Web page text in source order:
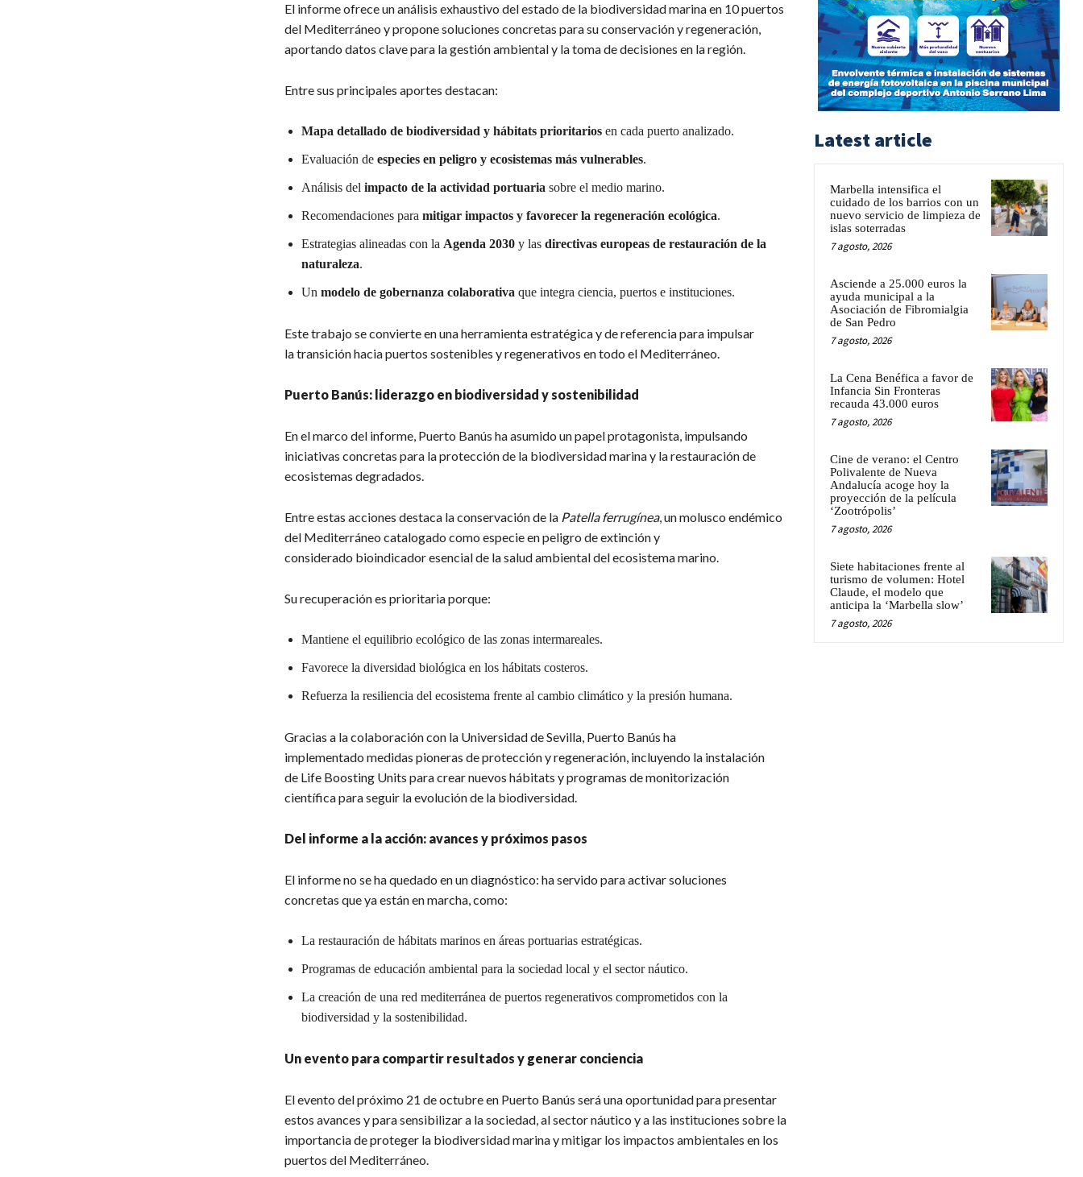
El informe ofrece un análisis exhaustivo del estado de la biodiversidad marina en 10 puertos
del Mediterráneo y propone soluciones concretas para su conservación y regeneración,
aportando datos clave para la gestión ambiental y la toma de decisiones en la región.
Entre sus principales aportes destacan:
Mapa detallado de biodiversidad y hábitats prioritariosen cada puerto analizado.
Evaluación de especies en peligro y ecosistemas más vulnerables.
Análisis del impacto de la actividad portuaria sobre el medio marino.
Recomendaciones para mitigar impactos y favorecer la regeneración ecológica.
Estrategias alineadas con la Agenda 2030y las directivas europeas de restauración de la
naturaleza.
Un modelo de gobernanza colaborativa que integra ciencia, puertos e instituciones.
Este trabajo se convierte en una herramienta estratégica y de referencia para impulsar
la transición hacia puertos sostenibles y regenerativos en todo el Mediterráneo.
Puerto Banús: liderazgo en biodiversidad y sostenibilidad
En el marco del informe, Puerto Banús ha asumido un papel protagonista, impulsando
iniciativas concretas para la protección de la biodiversidad marina y la restauración de
ecosistemas degradados.
Entre estas acciones destaca la conservación de la Patella ferrugínea, un molusco endémico
del Mediterráneo catalogado como especie en peligro de extinción y
considerado bioindicador esencial de la salud ambiental del ecosistema marino.
Su recuperación es prioritaria porque:
Mantiene el equilibrio ecológico de las zonas intermareales.
Favorece la diversidad biológica en los hábitats costeros.
Refuerza la resiliencia del ecosistema frente al cambio climático y la presión humana.
Gracias a la colaboración con la Universidad de Sevilla, Puerto Banús ha
implementado medidas pioneras de protección y regeneración, incluyendo la instalación
de Life Boosting Units para crear nuevos hábitats y programas de monitorización
científica para seguir la evolución de la biodiversidad.
Del informe a la acción: avances y próximos pasos
El informe no se ha quedado en un diagnóstico: ha servido para activar soluciones
concretas que ya están en marcha, como:
La restauración de hábitats marinos en áreas portuarias estratégicas.
Programas de educación ambiental para la sociedad local y el sector náutico.
La creación de una red mediterránea de puertos regenerativos comprometidos con la
biodiversidad y la sostenibilidad.
Un evento para compartir resultados y generar conciencia
El evento del próximo 21 de octubre en Puerto Banús será una oportunidad para presentar
estos avances y para sensibilizar a la sociedad, al sector náutico y a las instituciones sobre la
importancia de proteger la biodiversidad marina y mitigar los impactos ambientales en los
puertos del Mediterráneo.
Latest article
Marbella intensifica el
cuidado de los barrios con un
nuevo servicio de limpieza de
islas soterradas
7 agosto, 2026
Asciende a 25.000 euros la
ayuda municipal a la
Asociación de Fibromialgia
de San Pedro
7 agosto, 2026
La Cena Benéfica a favor de
Infancia Sin Fronteras
recauda 43.000 euros
7 agosto, 2026
Cine de verano: el Centro
Polivalente de Nueva
Andalucía acoge hoy la
proyección de la película
‘Zootrópolis’
7 agosto, 2026
Siete habitaciones frente al
turismo de volumen: Hotel
Claude, el modelo que
anticipa la ‘Marbella slow’
7 agosto, 2026